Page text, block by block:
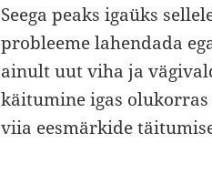
Seega peaks igaüks
probleeme lahendada
ainult uut viha ja
käitumine igas
viia eesmärkide